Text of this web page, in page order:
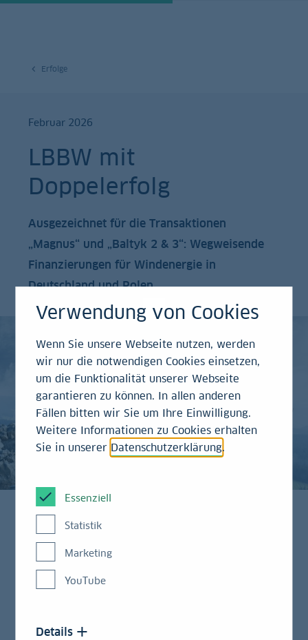
Erfolge
Februar 2026
LBBW mit
Doppelerfolg
Ausgezeichnet für die Transaktionen
„Magnus“ und „Baltyk 2 & 3“: Wegweisende
Finanzierungen für Windenergie in
Deutschland und Polen.
Ausgezeichnete
Infrastrukturfinanzierung:
LBBW setzt Maßstäbe bei
Verwendung von Cookies
Wenn Sie unsere Webseite nutzen, werden
wir nur die notwendigen Cookies einsetzen,
um die Funktionalität unserer Webseite
garantieren zu können. In allen anderen
Fällen bitten wir Sie um Ihre Einwilligung.
Weitere Informationen zu Cookies erhalten
Sie in unserer Datenschutzerklärung.
Essenziell
Statistik
Marketing
YouTube
Details